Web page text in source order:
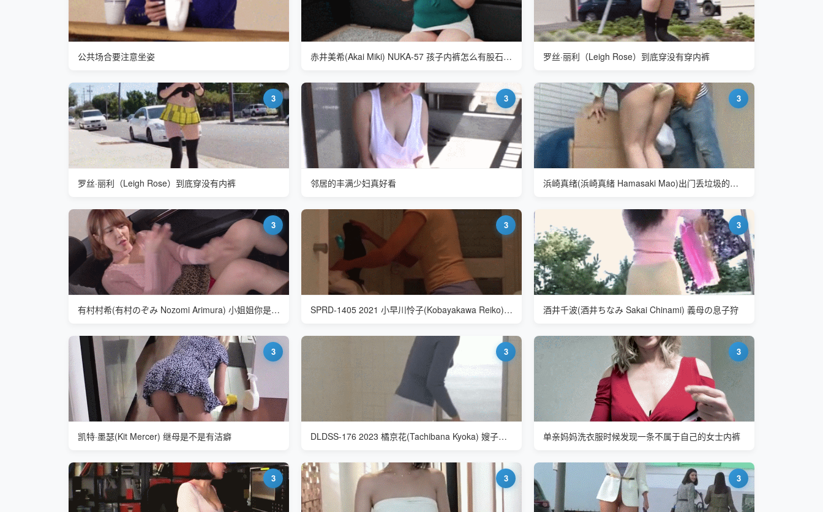
公共场合要注意坐姿 赤井美希(Akai Miki) NUKA-57 孩子内裤怎么有股石楠花味道 罗丝·丽利（Leigh Rose）到底穿没有穿内裤
3
罗丝·丽利（Leigh Rose）到底穿没有内裤
3
邻居的丰满少妇真好看
3
浜崎真绪(浜崎真緒 Hamasaki Mao)出门丢垃圾的妻子
3
有村村希(有村のぞみ Nozomi Arimura) 小姐姐你是不是走光了
3
SPRD-1405 2021 小早川怜子(Kobayakawa Reiko) 即使是婆婆也想怀孕
3
酒井千波(酒井ちなみ Sakai Chinami) 義母の息子狩
3
凯特·墨瑟(Kit Mercer) 继母是不是有洁癖
3
DLDSS-176 2023 橘京花(Tachibana Kyoka) 嫂子透明内裤的魅力实在太大了
3
单亲妈妈洗衣服时候发现一条不属于自己的女士内裤
3 3 3